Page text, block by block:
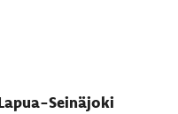
Seinäjoki